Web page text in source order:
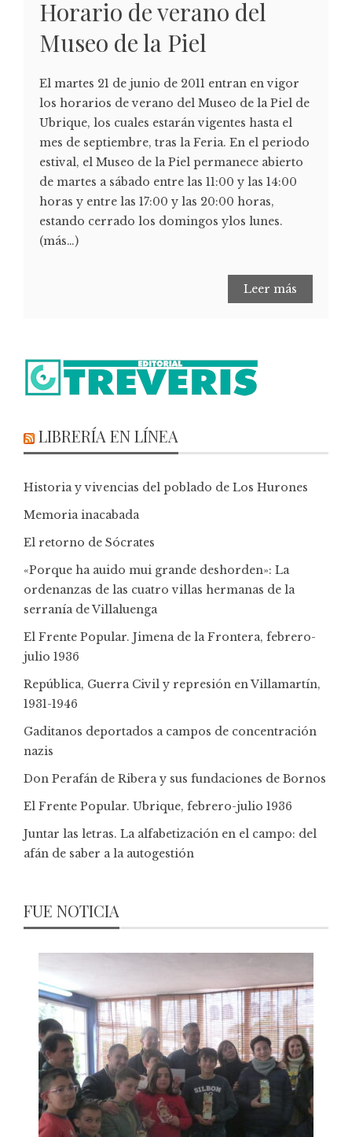
Horario de verano del
Museo de la Piel
El martes 21 de junio de 2011 entran en vigor
los horarios de verano del Museo de la Piel de
Ubrique, los cuales estarán vigentes hasta el
mes de septiembre, tras la Feria. En el periodo
estival, el Museo de la Piel permanece abierto
de martes a sábado entre las 11:00 y las 14:00
horas y entre las 17:00 y las 20:00 horas,
estando cerrado los domingos ylos lunes.
(más…)
Leer más
LIBRERÍA EN LÍNEA
Historia y vivencias del poblado de Los Hurones
Memoria inacabada
El retorno de Sócrates
«Porque ha auido mui grande deshorden»: La
ordenanzas de las cuatro villas hermanas de la
serranía de Villaluenga
El Frente Popular. Jimena de la Frontera, febrero-
julio 1936
República, Guerra Civil y represión en Villamartín,
1931-1946
Gaditanos deportados a campos de concentración
nazis
Don Perafán de Ribera y sus fundaciones de Bornos
El Frente Popular. Ubrique, febrero-julio 1936
Juntar las letras. La alfabetización en el campo: del
afán de saber a la autogestión
FUE NOTICIA